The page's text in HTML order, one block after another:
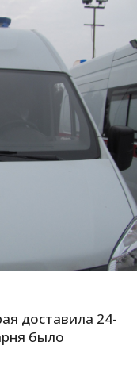
П
Т
У
доставила 24-
было